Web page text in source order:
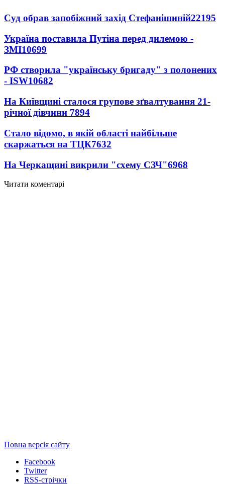
Суд обрав запобіжний захід Стефанішиній22195
Україна поставила Путіна перед дилемою -
ЗМІ10699
РФ створила "українську бригаду" з полонених
- ISW10682
На Київщині сталося групове зґвалтування 21-
річної дівчини 7894
Стало відомо, в якій області найбільше
скаржаться на ТЦК7632
На Черкащині викрили "схему СЗЧ"6968
Читати коментарі
Повна версія сайту
Facebook
Twitter
RSS-стрічки